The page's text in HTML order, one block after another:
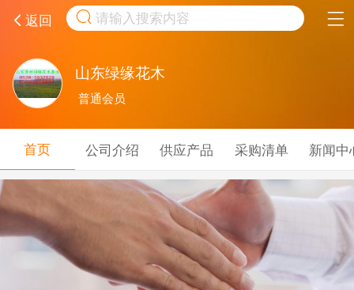
返回 取消
山东绿缘花木
普通会员
首页 公司介绍 供应产品 采购清单 新闻中